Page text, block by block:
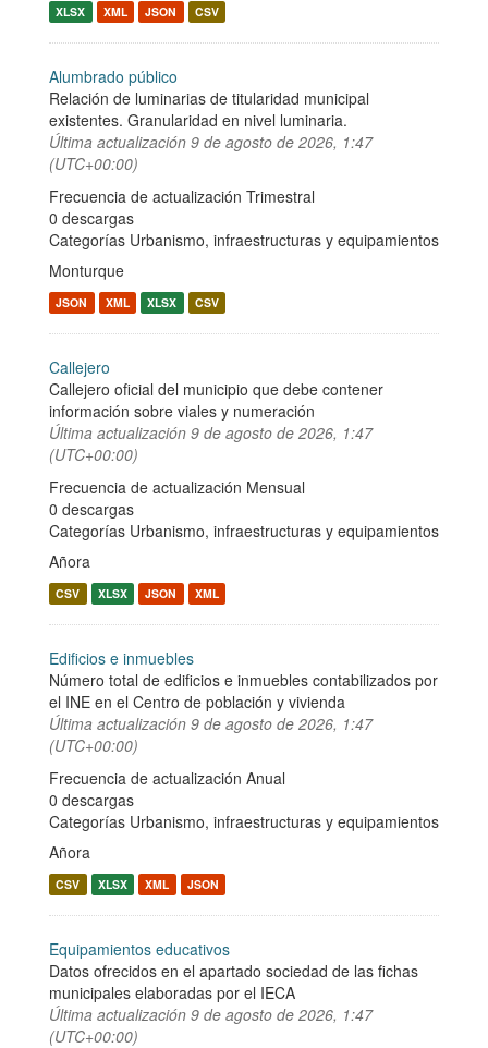
XLSX XML JSON CSV
Alumbrado público
Relación de luminarias de titularidad municipal
existentes. Granularidad en nivel luminaria.
Última actualización 9 de agosto de 2026, 1:47
(UTC+00:00)
Frecuencia de actualización Trimestral
0 descargas
Categorías Urbanismo, infraestructuras y equipamientos
Monturque
JSON XML XLSX CSV
Callejero
Callejero oficial del municipio que debe contener
información sobre viales y numeración
Última actualización 9 de agosto de 2026, 1:47
(UTC+00:00)
Frecuencia de actualización Mensual
0 descargas
Categorías Urbanismo, infraestructuras y equipamientos
Añora
CSV XLSX JSON XML
Edificios e inmuebles
Número total de edificios e inmuebles contabilizados por
el INE en el Centro de población y vivienda
Última actualización 9 de agosto de 2026, 1:47
(UTC+00:00)
Frecuencia de actualización Anual
0 descargas
Categorías Urbanismo, infraestructuras y equipamientos
Añora
CSV XLSX XML JSON
Equipamientos educativos
Datos ofrecidos en el apartado sociedad de las fichas
municipales elaboradas por el IECA
Última actualización 9 de agosto de 2026, 1:47
(UTC+00:00)